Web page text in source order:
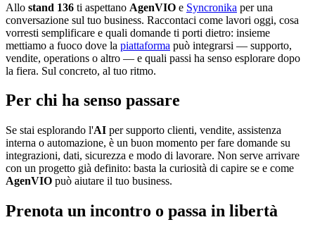
Allo stand 136 ti aspettano AgenVIO e Syncronika per una
conversazione sul tuo business. Raccontaci come lavori oggi, cosa
vorresti semplificare e quali domande ti porti dietro: insieme
mettiamo a fuoco dove la piattaforma può integrarsi — supporto,
vendite, operations o altro — e quali passi ha senso esplorare dopo
la fiera. Sul concreto, al tuo ritmo.
Per chi ha senso passare
Se stai esplorando l'AI per supporto clienti, vendite, assistenza
interna o automazione, è un buon momento per fare domande su
integrazioni, dati, sicurezza e modo di lavorare. Non serve arrivare
con un progetto già definito: basta la curiosità di capire se e come
AgenVIO può aiutare il tuo business.
Prenota un incontro o passa in libertà